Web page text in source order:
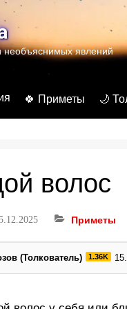
необъяснимых явлений
🍀 Приметы 🌙
волос
Приметы
(Толкователь) 1.36K